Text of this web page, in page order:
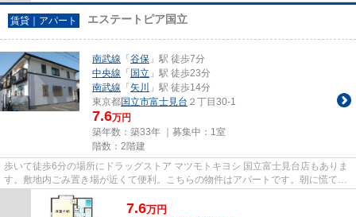
賃貸｜アパート エステートピア国立
南武線 「 谷保 」駅 徒歩7分
中央線 「 国立 」駅 徒歩23分
南武線 「 矢川
」駅 徒歩14分
東京都国立市富士見台 ２丁目30-1
7.6万円
築年数：築33年 ｜募集中： 1室
階数：2階建
歩いて徒歩6分の場所にドラッグストア マツモトキヨシ 国立富士見台店もありま
す。敷地内ごみ置き場が近くて便利。こちらの物件はアパートです。朝に慌てる
ことなく行動するために谷保...
7.6万円